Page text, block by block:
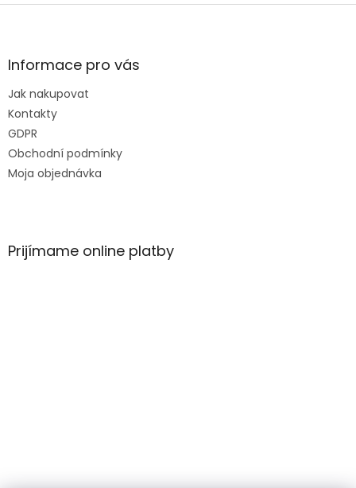
Z
ä
e
Informace pro vás
Jak nakupovat
Kontakty
GDPR
Obchodní podmínky
Moja objednávka
Prijímame online platby